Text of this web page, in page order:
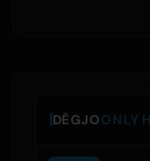
DËGJOONLY